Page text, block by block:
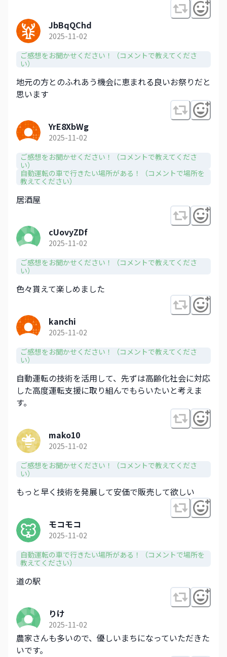
JbBqQChd
2025-11-02
ご感想をお聞かせください！（コメントで教えてくださ
い）
地元の方とのふれあう機会に恵まれる良いお祭りだと
思います
YrE8XbWg
2025-11-02
ご感想をお聞かせください！（コメントで教えてくださ
い）
自動運転の車で行きたい場所がある！（コメントで場所を
教えてください）
居酒屋
cUovyZDf
2025-11-02
ご感想をお聞かせください！（コメントで教えてくださ
い）
色々貰えて楽しめました
kanchi
2025-11-02
ご感想をお聞かせください！（コメントで教えてくださ
い）
自動運転の技術を活用して、先ずは高齢化社会に対応
した高度運転支援に取り組んでもらいたいと考えま
す。
mako10
2025-11-02
ご感想をお聞かせください！（コメントで教えてくださ
い）
もっと早く技術を発展して安価で販売して欲しい
モコモコ
2025-11-02
自動運転の車で行きたい場所がある！（コメントで場所を
教えてください）
道の駅
りけ
2025-11-02
農家さんも多いので、優しいまちになっていただきた
いです。